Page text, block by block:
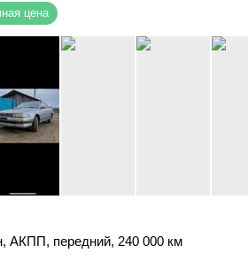
цена
, АКПП, передний, 240 000 км